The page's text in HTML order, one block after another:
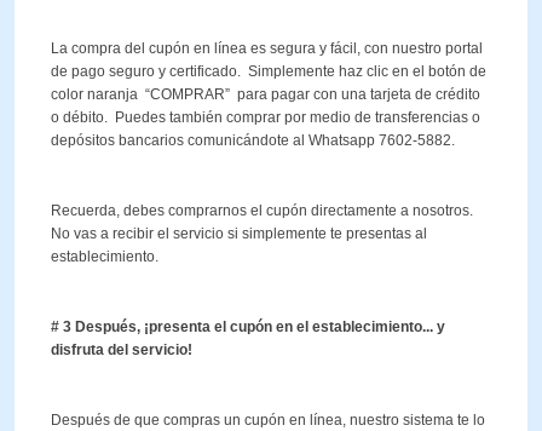
La compra del cupón en línea es segura y fácil, con nuestro portal
de pago seguro y certificado. Simplemente haz clic en el botón de
color naranja “COMPRAR” para pagar con una tarjeta de crédito
o débito. Puedes también comprar por medio de transferencias o
depósitos bancarios comunicándote al Whatsapp 7602-5882.
Recuerda, debes comprarnos el cupón directamente a nosotros.
No vas a recibir el servicio si simplemente te presentas al
establecimiento.
# 3 Después, ¡presenta el cupón en el establecimiento... y
disfruta del servicio!
Después de que compras un cupón en línea, nuestro sistema te lo